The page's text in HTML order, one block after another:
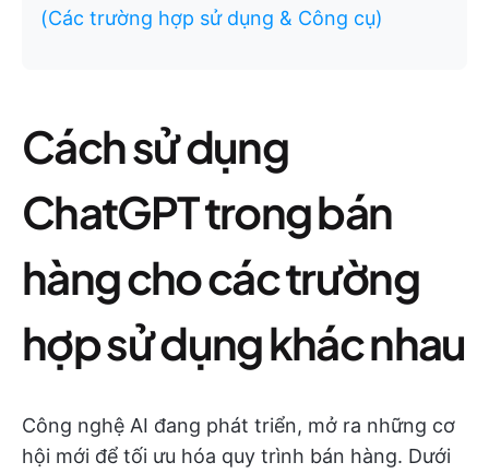
(Các trường hợp sử dụng & Công cụ)
Cách sử dụng
ChatGPT trong bán
hàng cho các trường
hợp sử dụng khác nhau
Công nghệ AI đang phát triển, mở ra những cơ
hội mới để tối ưu hóa quy trình bán hàng. Dưới